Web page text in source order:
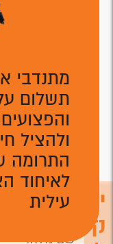
מתנדבי
תשלום
ולהציל
התרומה
לאיחוד
עיליתיצירת
קשר
השאירו